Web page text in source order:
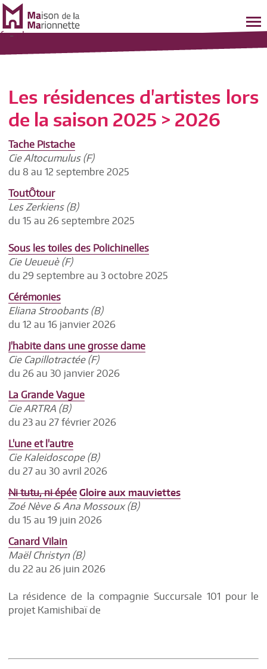
fr-nl
Les résidences d'artistes lors
de la saison 2025 > 2026
Tache Pistache
Cie Altocumulus (F)
du 8 au 12 septembre 2025
ToutÔtour
Les Zerkiens (B)
du 15 au 26 septembre 2025
Sous les toiles des Polichinelles
Cie Ueueuè (F)
du 29 septembre au 3 octobre 2025
Cérémonies
Eliana Stroobants (B)
du 12 au 16 janvier 2026
J'habite dans une grosse dame
Cie Capillotractée (F)
du 26 au 30 janvier 2026
La Grande Vague
Cie ARTRA (B)
du 23 au 27 février 2026
L'une et l'autre
Cie Kaleidoscope (B)
du 27 au 30 avril 2026
Ni tutu, ni épée Gloire aux mauviettes
Zoé Nève & Ana Mossoux (B)
du 15 au 19 juin 2026
Canard Vilain
Maël Christyn (B)
du 22 au 26 juin 2026
La résidence de la compagnie Succursale 101 pour le
projet Kamishibaï de